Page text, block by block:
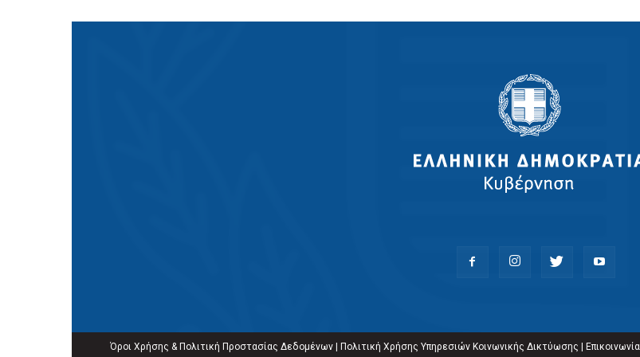
Όροι Χρήσης & Πολιτική Προστασίας Δεδομένων | Πολιτική Χρήσης Υπηρεσιών Κοινωνικής Δικτύωσης | Επικοινωνία